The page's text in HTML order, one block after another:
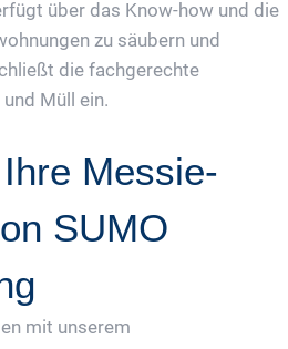
über das Know-how und die
zu säubern und
die fachgerechte
Müll ein.
Messie-
SUMO
mit unserem